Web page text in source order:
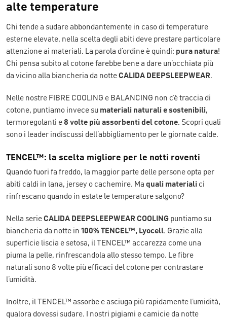
alte temperature
Chi tende a sudare abbondantemente in caso di temperature
esterne elevate, nella scelta degli abiti deve prestare particolare
attenzione ai materiali. La parola d’ordine è quindi: pura natura!
Chi pensa subito al cotone farebbe bene a dare un’occhiata più
da vicino alla biancheria da notteCALIDA DEEPSLEEPWEAR.
Nelle nostre FIBRE COOLING e BALANCING non c’è traccia di
cotone, puntiamo invece su materiali naturali e sostenibili,
termoregolanti e8 volte più assorbenti del cotone. Scopri quali
sono i leader indiscussi dell’abbigliamento per le giornate calde.
TENCEL™: la scelta migliore per le notti roventi
Quando fuori fa freddo, la maggior parte delle persone opta per
abiti caldi in lana, jersey o cachemire. Ma quali materiali ci
rinfrescano quando in estate le temperature salgono?
Nella serieCALIDA DEEPSLEEPWEAR COOLING puntiamo su
biancheria da notte in 100% TENCEL™, Lyocell. Grazie alla
superficie liscia e setosa, il TENCEL™ accarezza come una
piuma la pelle, rinfrescandola allo stesso tempo. Le fibre
naturali sono 8 volte più efficaci del cotone per contrastare
l’umidità.
Inoltre, il TENCEL™ assorbe e asciuga più rapidamente l’umidità,
qualora dovessi sudare. I nostri pigiami e camicie da notte